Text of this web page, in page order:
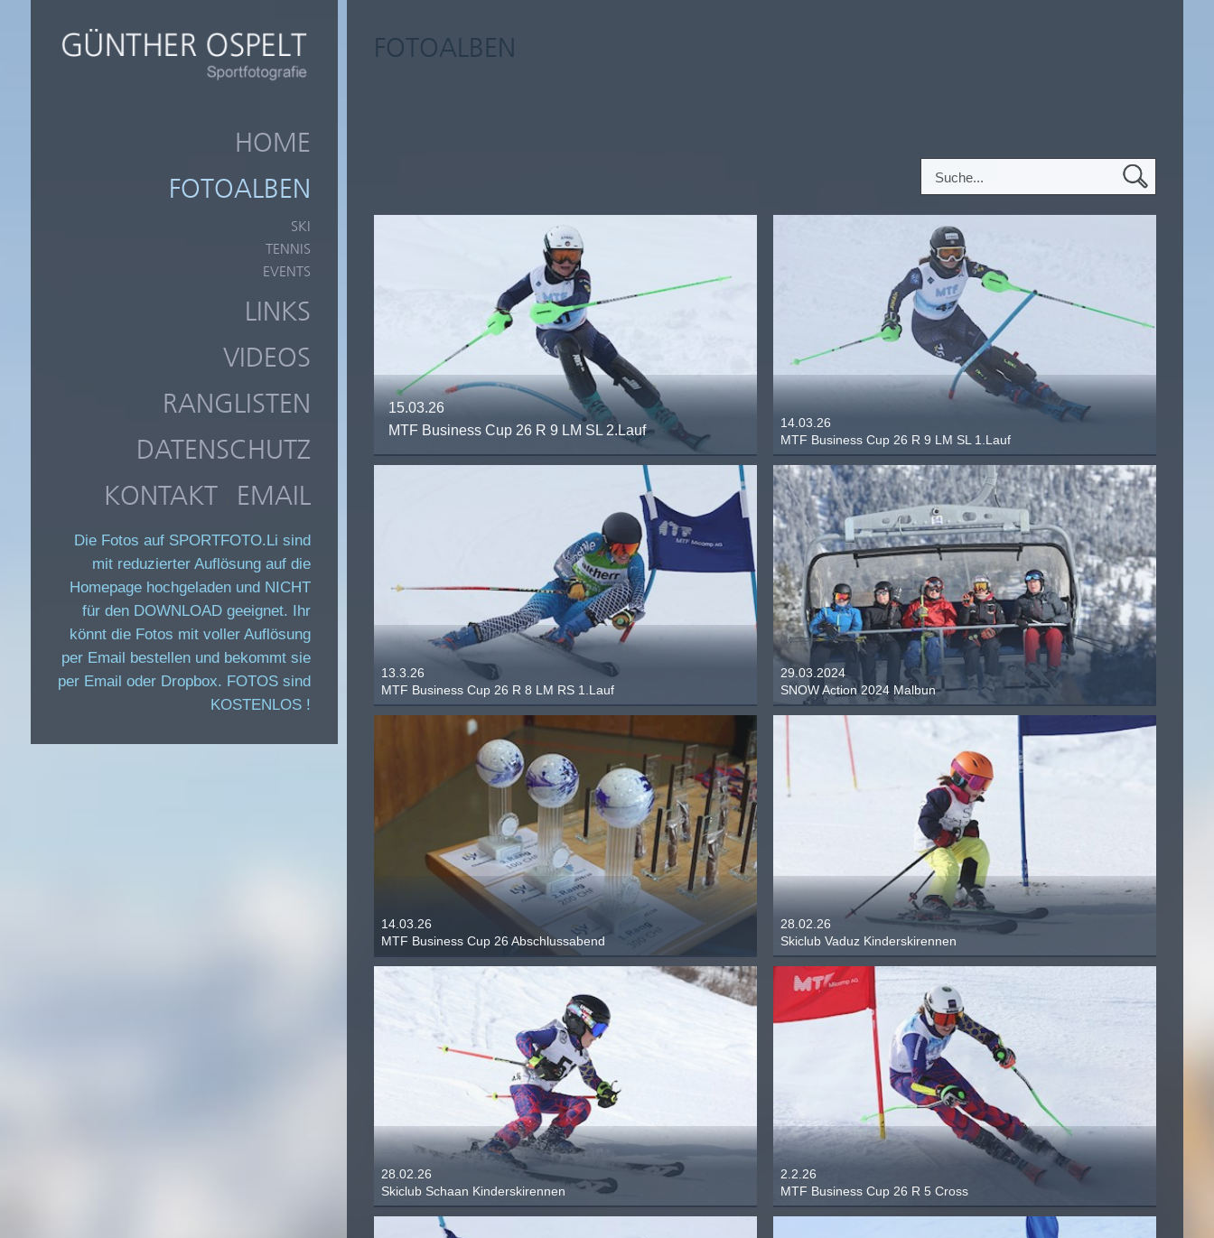
HOME
FOTOALBEN
SKI
TENNIS
EVENTS
LINKS
VIDEOS
RANGLISTEN
DATENSCHUTZ
KONTAKT
EMAIL
Die Fotos auf SPORTFOTO.Li sind
mit reduzierter Auflösung auf die
Homepage hochgeladen und NICHT
für den DOWNLOAD geeignet. Ihr
könnt die Fotos mit voller Auflösung
per Email bestellen und bekommt sie
per Email oder Dropbox. FOTOS sind
KOSTENLOS !
FOTOALBEN
15.03.26
MTF Business Cup 26 R 9 LM SL 2.Lauf
14.03.26
MTF Business Cup 26 R 9 LM SL 1.Lauf
13.3.26
MTF Business Cup 26 R 8 LM RS 1.Lauf
29.03.2024
SNOW Action 2024 Malbun
14.03.26
MTF Business Cup 26 Abschlussabend
28.02.26
Skiclub Vaduz Kinderskirennen
28.02.26
Skiclub Schaan Kinderskirennen
2.2.26
MTF Business Cup 26 R 5 Cross